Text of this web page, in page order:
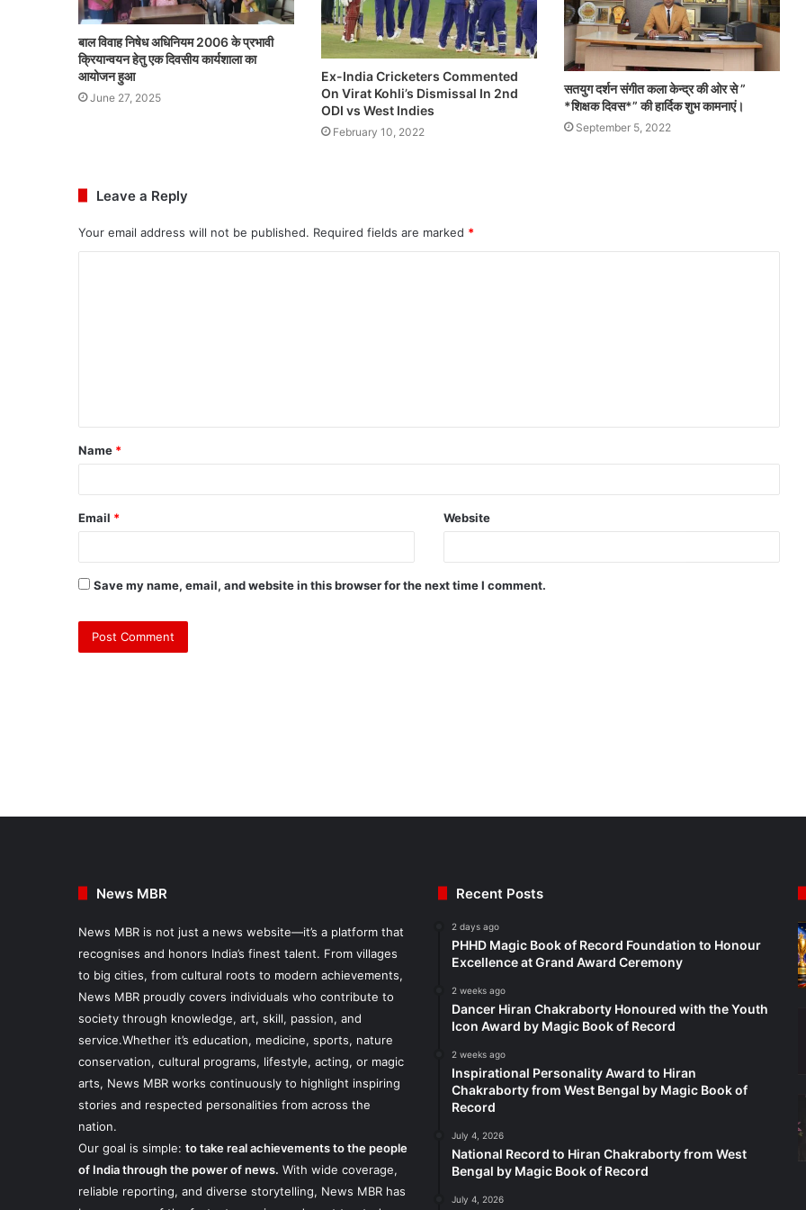
बाल विवाह निषेध अधिनियम 2006 के प्रभावी
क्रियान्वयन हेतु एक दिवसीय कार्यशाला का
आयोजन हुआ
June 27, 2025
Ex-India Cricketers Commented
On Virat Kohli’s Dismissal In 2nd
ODI vs West Indies
February 10, 2022
सतयुग दर्शन संगीत कला केन्द्र की ओर से ”
*शिक्षक दिवस*” की हार्दिक शुभ कामनाएं।
September 5, 2022
Leave a Reply
Your email address will not be published. Required fields are marked *
t
*
Name *
Email * Website
Save my name, email, and website in this browser for the next time I comment.
News MBR
News MBR is not just a news website—it’s a platform that
recognises and honors India’s finest talent. From villages
to big cities, from cultural roots to modern achievements,
News MBR proudly covers individuals who contribute to
society through knowledge, art, skill, passion, and
service.Whether it’s education, medicine, sports, nature
conservation, cultural programs, lifestyle, acting, or magic
arts, News MBR works continuously to highlight inspiring
stories and respected personalities from across the
nation.
Our goal is simple: to take real achievements to the people
of India through the power of news. With wide coverage,
reliable reporting, and diverse storytelling, News MBR has
Recent Posts
2 days ago
PHHD Magic Book of Record Foundation to Honour
Excellence at Grand Award Ceremony
2 weeks ago
Dancer Hiran Chakraborty Honoured with the Youth
Icon Award by Magic Book of Record
2 weeks ago
Inspirational Personality Award to Hiran
Chakraborty from West Bengal by Magic Book of
Record
July 4, 2026
National Record to Hiran Chakraborty from West
Bengal by Magic Book of Record
July 4, 2026